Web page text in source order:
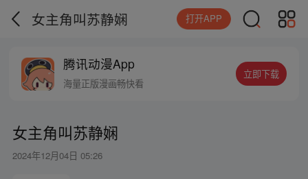
女主角叫苏静娴 打开APP
腾讯动漫App
海量正版漫画畅快看
立即下载
女主角叫苏静娴
2024年12月04日 05:26